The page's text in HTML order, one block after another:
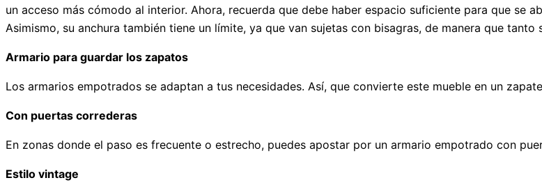
un acceso más cómodo al interior. Ahora, recuerda que debe haber espacio suficiente para que se
Asimismo, su anchura también tiene un límite, ya que van sujetas con bisagras, de manera que
Armario para guardar los zapatos
Los armarios empotrados se adaptan a tus necesidades. Así, que convierte este mueble en un
Con puertas correderas
En zonas donde el paso es frecuente o estrecho, puedes apostar por un armario empotrado con
Estilo vintage